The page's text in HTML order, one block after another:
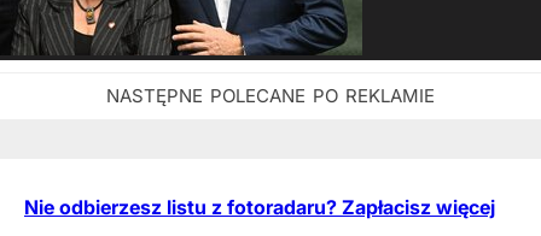
Nie odbierzesz listu z fotoradaru? Zapłacisz więcej